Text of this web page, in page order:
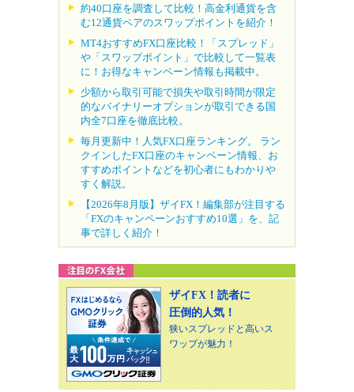
約40口座を調査して比較！高金利通貨を含
む12通貨ペアのスワップポイントを紹介！
MT4おすすめFX口座比較！「スプレッド」
や「スワップポイント」で比較して一覧表
に！お得なキャンペーン情報も掲載中。
少額から取引可能で損失や取引時間が限定
的なバイナリーオプションが取引できる国
内全7口座を徹底比較。
毎月更新中！人気FX口座ランキング。 ラン
クインしたFX口座のキャンペーン情報、お
すすめポイントなどを初心者にもわかりや
すく解説。
【2026年8月版】ザイFX！編集部が注目する
「FXのキャンペーンおすすめ10選」を、記
事で詳しく紹介！
ザイFX！読者に
圧倒的人気！
狭いスプレッドと高いス
ワップが魅力！